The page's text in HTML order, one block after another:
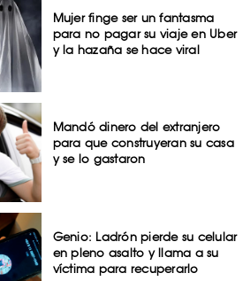
Mujer finge ser un fantasma
para no pagar su viaje en Uber
y la hazaña se hace viral
Mandó dinero del extranjero
para que construyeran su casa
y se lo gastaron
Genio: Ladrón pierde su celular
en pleno asalto y llama a su
víctima para recuperarlo